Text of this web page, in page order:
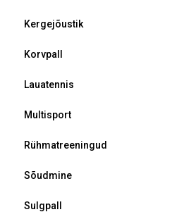
Kergejõustik
Korvpall
Lauatennis
Multisport
Rühmatreeningud
Sõudmine
Sulgpall